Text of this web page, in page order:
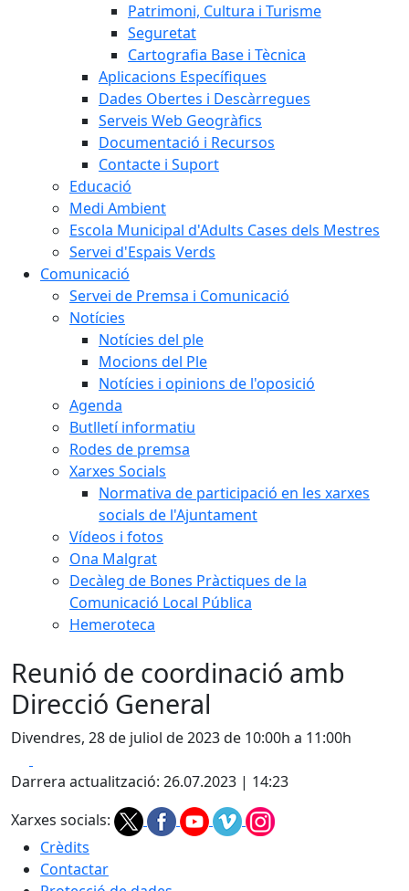
Patrimoni, Cultura i Turisme
Seguretat
Cartografia Base i Tècnica
Aplicacions Específiques
Dades Obertes i Descàrregues
Serveis Web Geogràfics
Documentació i Recursos
Contacte i Suport
Educació
Medi Ambient
Escola Municipal d'Adults Cases dels Mestres
Servei d'Espais Verds
Comunicació
Servei de Premsa i Comunicació
Notícies
Notícies del ple
Mocions del Ple
Notícies i opinions de l'oposició
Agenda
Butlletí informatiu
Rodes de premsa
Xarxes Socials
Normativa de participació en les xarxes
socials de l'Ajuntament
Vídeos i fotos
Ona Malgrat
Decàleg de Bones Pràctiques de la
Comunicació Local Pública
Hemeroteca
Reunió de coordinació amb
Direcció General
Divendres, 28 de juliol de 2023 de 10:00h a 11:00h
Darrera actualització: 26.07.2023 | 14:23
Xarxes socials:
Crèdits
Contactar